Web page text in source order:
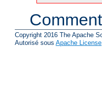
Copyright 2016 The Apache
Autorisé sous Apache